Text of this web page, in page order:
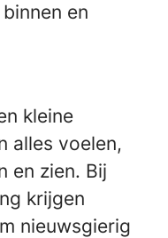
en
kleine
alles voelen,
en zien. Bij
krijgen
nieuwsgierig